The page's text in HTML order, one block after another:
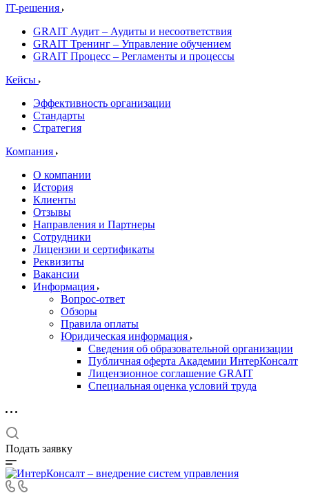
IT-решения
GRAIT Аудит – Аудиты и несоответствия
GRAIT Тренинг – Управление обучением
GRAIT Процесс – Регламенты и процессы
Кейсы
Эффективность организации
Стандарты
Стратегия
Компания
О компании
История
Клиенты
Отзывы
Направления и Партнеры
Сотрудники
Лицензии и сертификаты
Реквизиты
Вакансии
Информация
Вопрос-ответ
Обзоры
Правила оплаты
Юридическая информация
Сведения об образовательной организации
Публичная оферта Академии ИнтерКонсалт
Лицензионное соглашение GRAIT
Специальная оценка условий труда
Подать заявку